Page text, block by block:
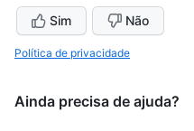
Sim Não
Política de privacidade
Ainda precisa de ajuda?